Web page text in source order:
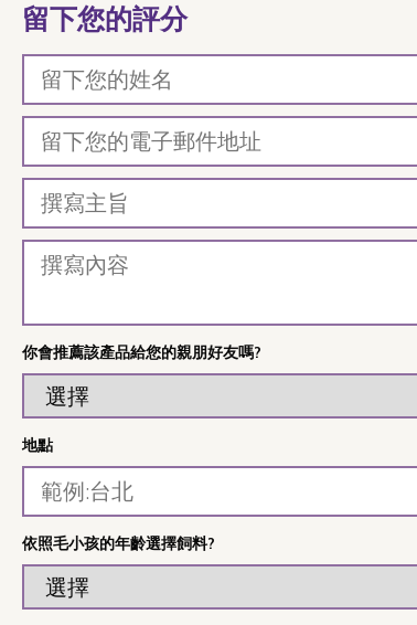
留下您的評分
你會推薦該產品給您的親朋好友嗎?
地點
依照毛小孩的年齡選擇飼料?